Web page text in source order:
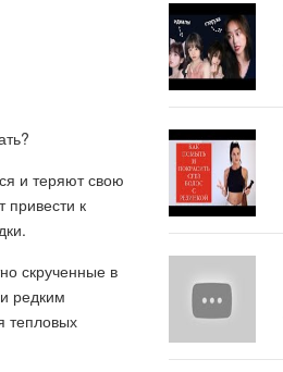
и теряют свою
к
скрученные в
редким
тепловых